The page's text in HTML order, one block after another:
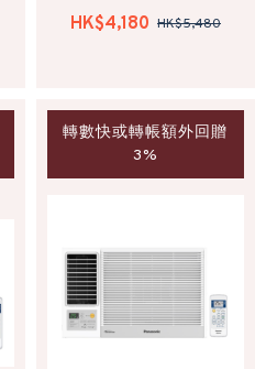
HK$4,180 HK$5,480
轉數快或轉帳額外回贈
3%